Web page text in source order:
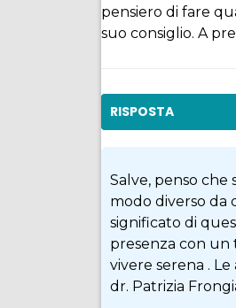
pensiero di fare
suo consiglio. A
RISPOSTA
Salve, penso che
modo diverso da
significato di
presenza con un
vivere serena .
dr. Patrizia